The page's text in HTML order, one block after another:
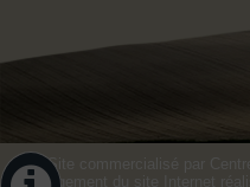
Site commercialisé par
hébergement du site Internet